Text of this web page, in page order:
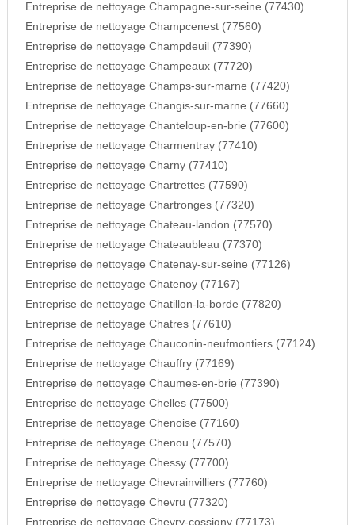
Entreprise de nettoyage Champagne-sur-seine (77430)
Entreprise de nettoyage Champcenest (77560)
Entreprise de nettoyage Champdeuil (77390)
Entreprise de nettoyage Champeaux (77720)
Entreprise de nettoyage Champs-sur-marne (77420)
Entreprise de nettoyage Changis-sur-marne (77660)
Entreprise de nettoyage Chanteloup-en-brie (77600)
Entreprise de nettoyage Charmentray (77410)
Entreprise de nettoyage Charny (77410)
Entreprise de nettoyage Chartrettes (77590)
Entreprise de nettoyage Chartronges (77320)
Entreprise de nettoyage Chateau-landon (77570)
Entreprise de nettoyage Chateaubleau (77370)
Entreprise de nettoyage Chatenay-sur-seine (77126)
Entreprise de nettoyage Chatenoy (77167)
Entreprise de nettoyage Chatillon-la-borde (77820)
Entreprise de nettoyage Chatres (77610)
Entreprise de nettoyage Chauconin-neufmontiers (77124)
Entreprise de nettoyage Chauffry (77169)
Entreprise de nettoyage Chaumes-en-brie (77390)
Entreprise de nettoyage Chelles (77500)
Entreprise de nettoyage Chenoise (77160)
Entreprise de nettoyage Chenou (77570)
Entreprise de nettoyage Chessy (77700)
Entreprise de nettoyage Chevrainvilliers (77760)
Entreprise de nettoyage Chevru (77320)
Entreprise de nettoyage Chevry-cossigny (77173)